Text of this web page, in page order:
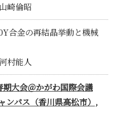
崎倫昭
合金の再結晶挙動と機械
村能人
大会＠かがわ国際会議
ンパス（香川県高松市）,